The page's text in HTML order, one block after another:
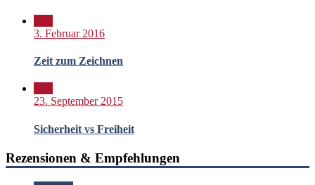
3. Februar 2016
Zeit zum Zeichnen
23. September 2015
Sicherheit vs Freiheit
Rezensionen & Empfehlungen